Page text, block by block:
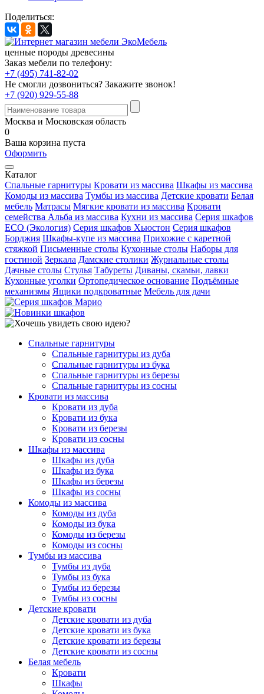
Поделиться:
ценные породы древесины
Заказ мебели по телефону:
+7 (495) 741-82-02
Не смогли дозвониться? Закажите звонок!
+7 (920) 929-55-88
Москва и Московская область
0
Ваша корзина пуста
Оформить
Каталог
Спальные гарнитуры Кровати из массива Шкафы из массива
Комоды из массива Тумбы из массива Детские кровати Белая
мебель Матрасы Мягкие кровати из массива Кровати
семейства Альба из массива Кухни из массива Серия шкафов
ECO (Экология) Серия шкафов Хьюстон Серия шкафов
Борджия Шкафы-купе из массива Прихожие с каретной
стяжкой Письменные столы Кухонные столы Наборы для
гостиной Зеркала Дамские столики Журнальные столы
Дачные столы Стулья Табуреты Диваны, скамьи, лавки
Кухонные уголки Ортопедическое основание Подъёмные
механизмы Ящики подкроватные Мебель для дачи
Спальные гарнитуры
Спальные гарнитуры из дуба
Спальные гарнитуры из бука
Спальные гарнитуры из березы
Спальные гарнитуры из сосны
Кровати из массива
Кровати из дуба
Кровати из бука
Кровати из березы
Кровати из сосны
Шкафы из массива
Шкафы из дуба
Шкафы из бука
Шкафы из березы
Шкафы из сосны
Комоды из массива
Комоды из дуба
Комоды из бука
Комоды из березы
Комоды из сосны
Тумбы из массива
Тумбы из дуба
Тумбы из бука
Тумбы из березы
Тумбы из сосны
Детские кровати
Детские кровати из дуба
Детские кровати из бука
Детские кровати из березы
Детские кровати из сосны
Белая мебель
Кровати
Шкафы